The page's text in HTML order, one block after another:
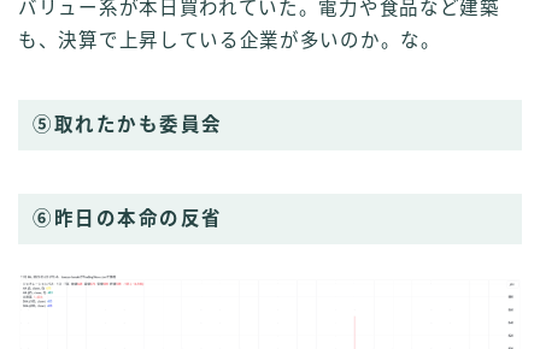
バリュー系が本日買われていた。電力や食品など建築
も、決算で上昇している企業が多いのか。な。
⑤取れたかも委員会
⑥昨日の本命の反省